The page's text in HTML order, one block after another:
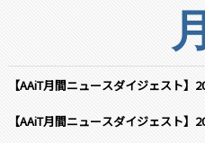
【AAiT月間ニュースダイジェスト】
【AAiT月間ニュースダイジェスト】